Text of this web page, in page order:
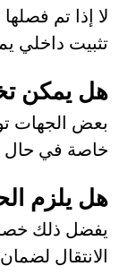
لا إذا تم
تثبيت داخلي
هل يمكن
بعض الجهات
خاصة في حال
هل يلزم
يفضل ذلك
الانتقال